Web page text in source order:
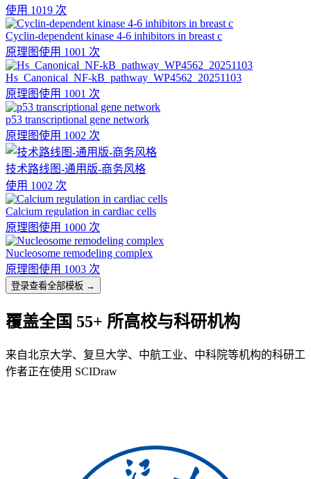
使用 1019 次
Cyclin-dependent kinase 4-6 inhibitors in breast c
原理图使用 1001 次
Hs_Canonical_NF-kB_pathway_WP4562_20251103
原理图使用 1001 次
p53 transcriptional gene network
原理图使用 1002 次
技术路线图-通用版-商务风格
使用 1002 次
Calcium regulation in cardiac cells
原理图使用 1000 次
Nucleosome remodeling complex
原理图使用 1003 次
登录查看全部模板 →
覆盖全国 55+ 所高校与科研机构
来自北京大学、复旦大学、中航工业、中科院等机构的科研工
作者正在使用 SCIDraw